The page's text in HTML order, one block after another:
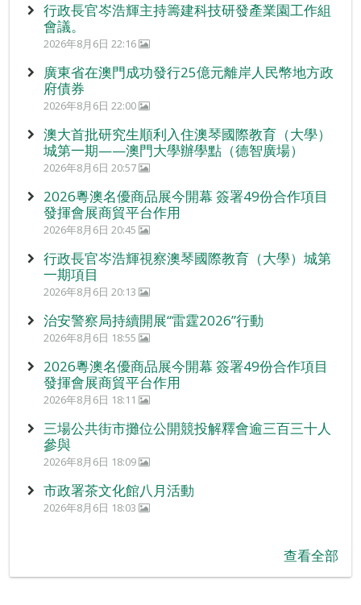
行政長官岑浩輝主持籌建科技研發產業園工作組
會議。
2026年8月6日 22:16
廣東省在澳門成功發行25億元離岸人民幣地方政
府債券
2026年8月6日 22:00
澳大首批研究生順利入住澳琴國際教育（大學）
城第一期——澳門大學辦學點（德智廣場）
2026年8月6日 20:57
2026粵澳名優商品展今開幕 簽署49份合作項目
發揮會展商貿平台作用
2026年8月6日 20:45
行政長官岑浩輝視察澳琴國際教育（大學）城第
一期項目
2026年8月6日 20:13
治安警察局持續開展“雷霆2026”行動
2026年8月6日 18:55
2026粵澳名優商品展今開幕 簽署49份合作項目
發揮會展商貿平台作用
2026年8月6日 18:11
三場公共街市攤位公開競投解釋會逾三百三十人
參與
2026年8月6日 18:09
市政署茶文化館八月活動
2026年8月6日 18:03
查看全部